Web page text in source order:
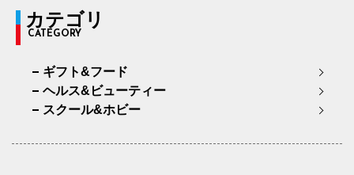
カテゴリ
CATEGORY
ギフト&フード
ヘルス&ビューティー
スクール&ホビー